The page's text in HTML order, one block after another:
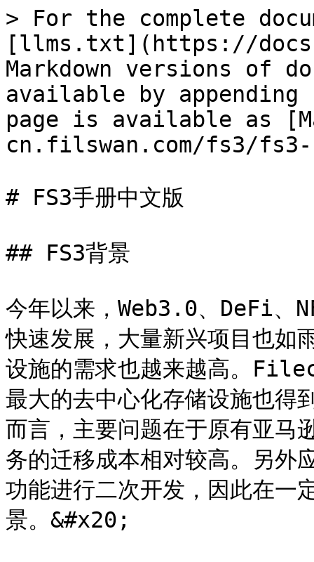
> For the complete
[llms.txt](https://
Markdown versions of
available by
page is available as
cn.filswan.com/fs3/fs3-
# FS3手册中文版
## FS3背景
今年以来，Web3.0、DeFi、
快速发展，大量新兴项目也如
设施的需求也越来越高。
最大的去中心化存储设施也得
而言，主要问题在于原有亚
务的迁移成本相对较高。另
功能进行二次开发，因此在
景。&#x20;